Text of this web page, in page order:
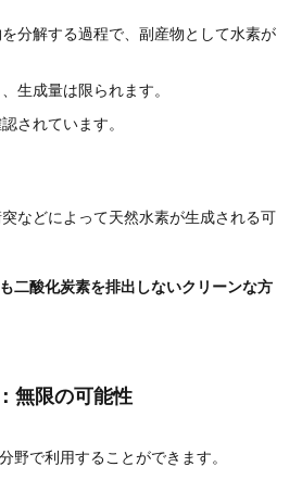
分解する過程で、副産物として水素が
生成量は限られます。
されています。
突などによって天然水素が生成される可
二酸化炭素を排出しないクリーンな方
無限の可能性
野で利用することができます。